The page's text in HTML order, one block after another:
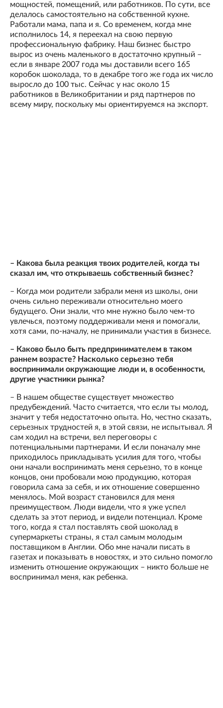
мощностей, помещений, или работников. По сути, все
делалось самостоятельно на собственной кухне.
Работали мама, папа и я. Со временем, когда мне
исполнилось 14, я переехал на свою первую
профессиональную фабрику. Наш бизнес быстро
вырос из очень маленького в достаточно крупный –
если в январе 2007 года мы доставили всего 165
коробок шоколада, то в декабре того же года их число
выросло до 100 тыс. Сейчас у нас около 15
работников в Великобритании и ряд партнеров по
всему миру, поскольку мы ориентируемся на экспорт.
– Какова была реакция твоих родителей, когда ты
сказал им, что открываешь собственный бизнес?
– Когда мои родители забрали меня из школы, они
очень сильно переживали относительно моего
будущего. Они знали, что мне нужно было чем-то
увлечься, поэтому поддерживали меня и помогали,
хотя сами, по-началу, не принимали участия в бизнесе.
– Каково было быть предпринимателем в таком
раннем возрасте? Насколько серьезно тебя
воспринимали окружающие люди и, в особенности,
другие участники рынка?
– В нашем обществе существует множество
предубеждений. Часто считается, что если ты молод,
значит у тебя недостаточно опыта. Но, честно сказать,
серьезных трудностей я, в этой связи, не испытывал. Я
сам ходил на встречи, вел переговоры с
потенциальными партнерами. И если поначалу мне
приходилось прикладывать усилия для того, чтобы
они начали воспринимать меня серьезно, то в конце
концов, они пробовали мою продукцию, которая
говорила сама за себя, и их отношение совершенно
менялось. Мой возраст становился для меня
преимуществом. Люди видели, что я уже успел
сделать за этот период, и видели потенциал. Кроме
того, когда я стал поставлять свой шоколад в
супермаркеты страны, я стал самым молодым
поставщиком в Англии. Обо мне начали писать в
газетах и показывать в новостях, и это сильно помогло
изменить отношение окружающих – никто больше не
воспринимал меня, как ребенка.